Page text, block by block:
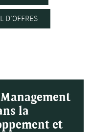
D’OFFRES
la
et